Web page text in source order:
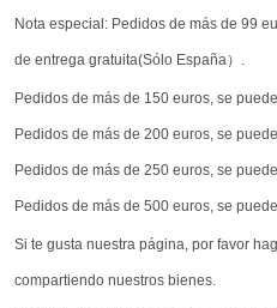
Nota especial: Pedidos de más de 99
de entrega gratuita(Sólo España）.
Pedidos de más de 150 euros, se
Pedidos de más de 200 euros, se
Pedidos de más de 250 euros, se
Pedidos de más de 500 euros, se
Si te gusta nuestra página, por favor
compartiendo nuestros bienes.